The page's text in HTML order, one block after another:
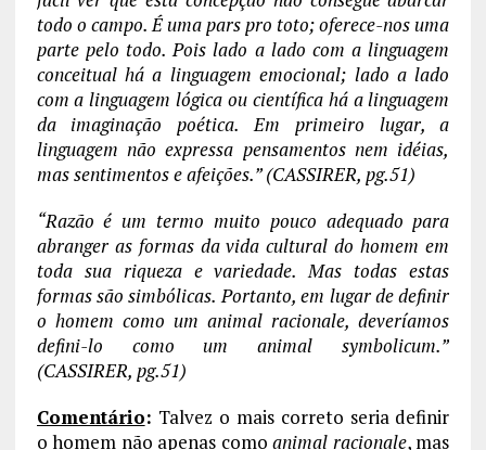
todo o campo. É uma pars pro toto; oferece-nos uma
parte pelo todo. Pois lado a lado com a linguagem
conceitual há a linguagem emocional; lado a lado
com a linguagem lógica ou científica há a linguagem
da imaginação poética. Em primeiro lugar, a
linguagem não expressa pensamentos nem idéias,
mas sentimentos e afeições.” (CASSIRER, pg.51)
“Razão é um termo muito pouco adequado para
abranger as formas da vida cultural do homem em
toda sua riqueza e variedade. Mas todas estas
formas são simbólicas. Portanto, em lugar de definir
o homem como um animal racionale, deveríamos
defini-lo como um animal symbolicum.”
(CASSIRER, pg.51)
Comentário: Talvez o mais correto seria definir
o homem não apenas comoanimal racionale, mas